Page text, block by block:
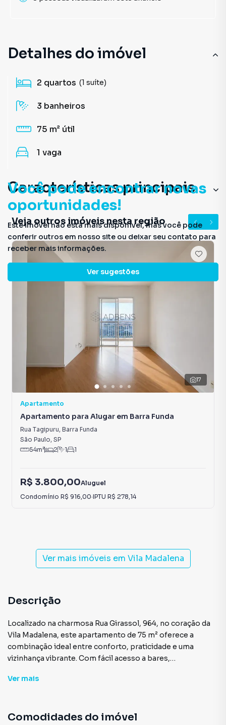
Você pode encontrar novas
oportunidades!
Este imóvel não está mais disponível, mas você pode
conferir outros em nosso site ou deixar seu contato para
receber mais informações.
Ver sugestões
Detalhes do imóvel
2 quartos (1 suíte)
3 banheiros
75 m² útil
1 vaga
Características principais
Lavanderia
Guarita Com Segurança
Decorado
Veja outros imóveis nesta região
17
Apartamento
Apartamento para Alugar em Barra Funda
Rua Tagipuru, Barra Funda
São Paulo, SP
54m² 2 1 1
R$ 3.800,00Aluguel
Condomínio R$ 916,00·IPTU R$ 278,14
Ver mais imóveis em Vila Madalena
Descrição
Localizado na charmosa Rua Girassol, 964, no coração da
Vila Madalena, este apartamento de 75 m² oferece a
combinação ideal entre conforto, praticidade e uma
vizinhança vibrante. Com fácil acesso a bares,
proporciona qualidade de vida e mobilidade urbana.
um banheiro social que atende perfeitamente às visitas e
Ver mais
Comodidades do imóvel